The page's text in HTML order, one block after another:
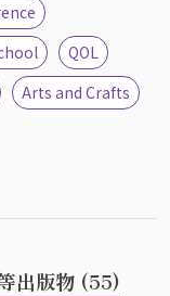
QOL
Arts and Crafts
出版物 (55)